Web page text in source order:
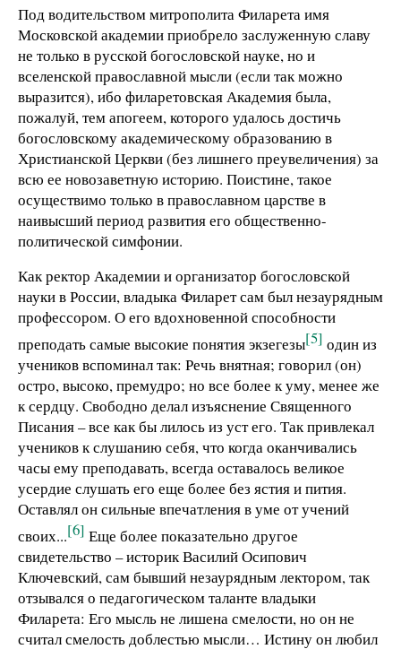
Под водительством митрополита Филарета имя
Московской академии приобрело заслуженную славу
не только в русской богословской науке, но и
вселенской православной мысли (если так можно
выразится), ибо филаретовская Академия была,
пожалуй, тем апогеем, которого удалось достичь
богословскому академическому образованию в
Христианской Церкви (без лишнего преувеличения) за
всю ее новозаветную историю. Поистине, такое
осуществимо только в православном царстве в
наивысший период развития его общественно-
политической симфонии.
Как ректор Академии и организатор богословской
науки в России, владыка Филарет сам был незаурядным
профессором. О его вдохновенной способности
преподать самые высокие понятия экзегезы[5] один из
учеников вспоминал так: Речь внятная; говорил (он)
остро, высоко, премудро; но все более к уму, менее же
к сердцу. Свободно делал изъяснение Священного
Писания – все как бы лилось из уст его. Так привлекал
учеников к слушанию себя, что когда оканчивались
часы ему преподавать, всегда оставалось великое
усердие слушать его еще более без ястия и пития.
Оставлял он сильные впечатления в уме от учений
своих...[6] Еще более показательно другое
свидетельство – историк Василий Осипович
Ключевский, сам бывший незаурядным лектором, так
отзывался о педагогическом таланте владыки
Филарета: Его мысль не лишена смелости, но он не
считал смелость доблестью мысли… Истину он любил